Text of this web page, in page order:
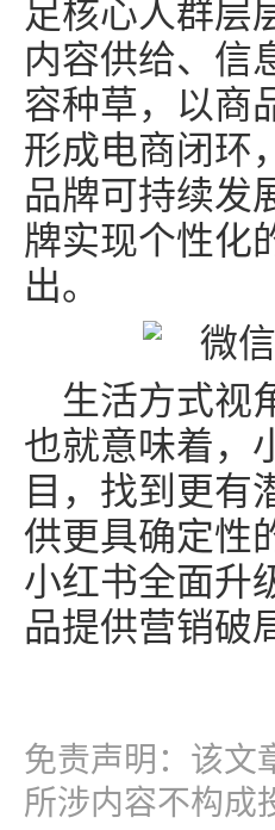
足核心人群层
内容供给、信
容种草，以商
形成电商闭环
品牌可持续发
牌实现个性化
出。
生活方式视
也就意味着，
目，找到更有
供更具确定性
小红书全面升
品提供营销破
免责声明：该文
所涉内容不构成